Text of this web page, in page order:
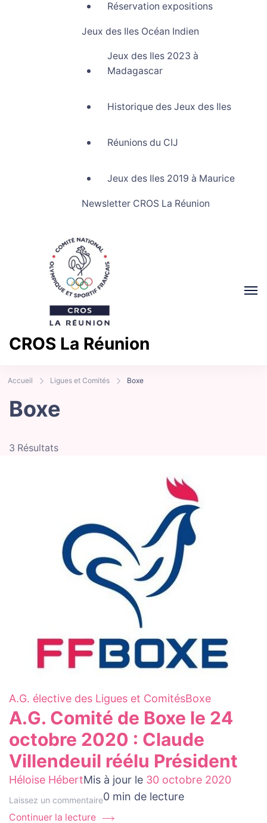
Réservation expositions
Jeux des Iles Océan Indien
Jeux des Iles 2023 à
Madagascar
Historique des Jeux des Iles
Réunions du CIJ
Jeux des Iles 2019 à Maurice
Newsletter CROS La Réunion
CROS La Réunion
Accueil Ligues et Comités Boxe
Boxe
3 Résultats
A.G. élective des Ligues et ComitésBoxe
A.G. Comité de Boxe le 24
octobre 2020 : Claude
Villendeuil réélu Président
Héloise HébertMis à jour le 30 octobre 2020
Laissez un commentaireau
sujet
0 min de lecture
Continuer la lecture